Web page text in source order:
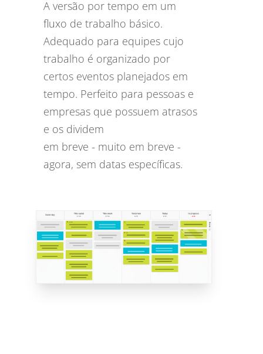
A versão por tempo em um
fluxo de trabalho básico.
Adequado para equipes cujo
trabalho é organizado por
certos eventos planejados em
tempo. Perfeito para pessoas e
empresas que possuem atrasos
e os dividem
em breve - muito em breve -
agora, sem datas específicas.